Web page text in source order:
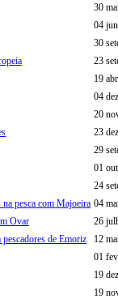
30
04
30
23
19
04
20
23
29
01
24
pesca com Majoeira 04
Ovar
26
de Emoriz
12
01
19
19